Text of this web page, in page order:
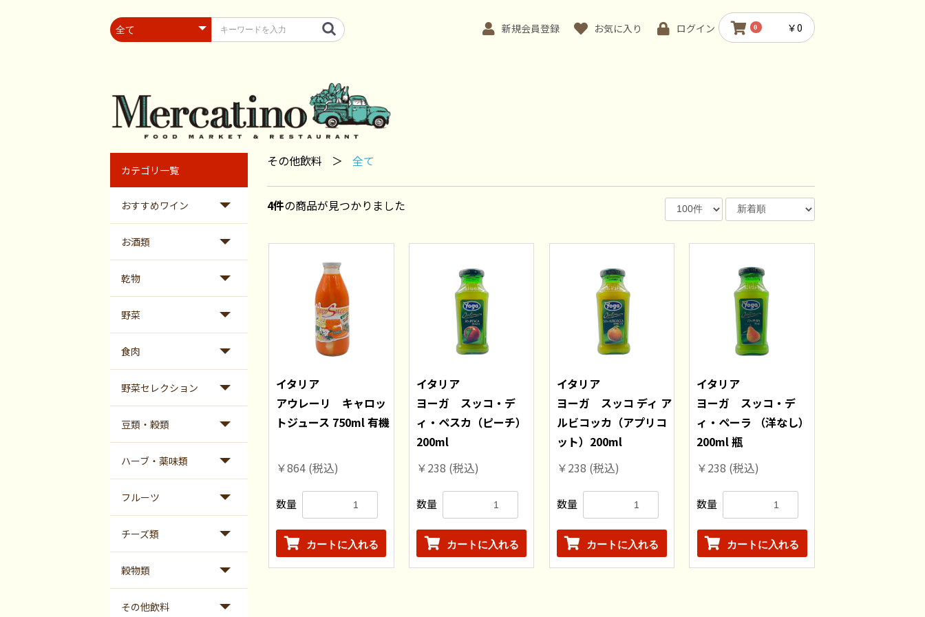
新規会員登録 お気に入り ログイン 0 ￥0
カテゴリ一覧
おすすめワイン
お酒類
乾物
野菜
食肉
野菜セレクション
豆類・穀類
ハーブ・薬味類
フルーツ
チーズ類
穀物類
その他飲料
その他飲料 ＞ 全て
4件の商品が見つかりました
イタリア
アウレーリ キャロッ
トジュース 750ml 有機
￥864 (税込)
数量
カートに入れる
イタリア
ヨーガ スッコ・デ
ィ・ペスカ（ピーチ）
200ml
￥238 (税込)
数量
カートに入れる
イタリア
ヨーガ スッコ ディ ア
ルビコッカ（アプリコ
ット）200ml
￥238 (税込)
数量
カートに入れる
イタリア
ヨーガ スッコ・デ
ィ・ペーラ （洋なし）
200ml 瓶
￥238 (税込)
数量
カートに入れる
お買い物を続ける